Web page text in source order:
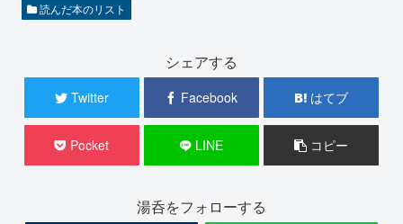
読んだ本のリスト
シェアする
Twitter Facebook はてブ
Pocket LINE コピー
湯呑をフォローする